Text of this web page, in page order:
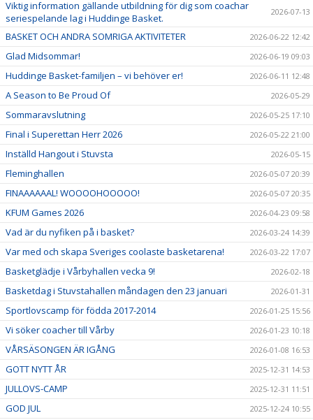
Viktig information gällande utbildning för dig som coachar
seriespelande lag i Huddinge Basket.
2026-07-13
BASKET OCH ANDRA SOMRIGA AKTIVITETER 2026-06-22 12:42
Glad Midsommar! 2026-06-19 09:03
Huddinge Basket-familjen – vi behöver er! 2026-06-11 12:48
A Season to Be Proud Of 2026-05-29
Sommaravslutning 2026-05-25 17:10
Final i Superettan Herr 2026 2026-05-22 21:00
Inställd Hangout i Stuvsta 2026-05-15
Fleminghallen 2026-05-07 20:39
FINAAAAAAL! WOOOOHOOOOO! 2026-05-07 20:35
KFUM Games 2026 2026-04-23 09:58
Vad är du nyfiken på i basket? 2026-03-24 14:39
Var med och skapa Sveriges coolaste basketarena! 2026-03-22 17:07
Basketglädje i Vårbyhallen vecka 9! 2026-02-18
Basketdag i Stuvstahallen måndagen den 23 januari 2026-01-31
Sportlovscamp för födda 2017-2014 2026-01-25 15:56
Vi söker coacher till Vårby 2026-01-23 10:18
VÅRSÄSONGEN ÄR IGÅNG 2026-01-08 16:53
GOTT NYTT ÅR 2025-12-31 14:53
JULLOVS-CAMP 2025-12-31 11:51
GOD JUL 2025-12-24 10:55